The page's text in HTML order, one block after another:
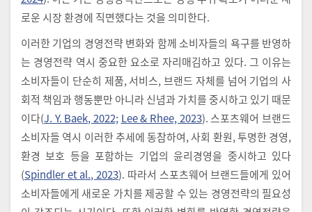
로운 시장 환경에 직면했다는 것을 의미한다.
이러한 기업의 경영전략 변화와 함께 소비자들의 욕구를 반영하
는 경영전략 역시 중요한 요소로 자리매김하고 있다. 그 이유는
소비자들이 단순히 제품, 서비스, 브랜드 자체를 넘어 기업의 사
회적 책임과 행동뿐만 아니라 신념과 가치를 중시하고 있기 때문
이다(J. Y. Baek, 2022; Lee & Rhee, 2023). 스포츠웨어 브랜드
소비자들 역시 이러한 추세에 동참하여, 사회 환원, 투명한 경영,
환경 보호 등을 포함하는 기업의 윤리경영을 중시하고 있다
(Spindler et al., 2023). 따라서 스포츠웨어 브랜드들에게 있어
소비자들에게 새로운 가치를 제공할 수 있는 경영전략의 필요성